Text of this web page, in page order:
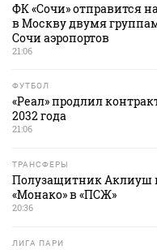
ФК «Сочи» отправится
в Москву двумя
Сочи аэропортов
21:06
ФУТБОЛ
«Реал» продлил
2032 года
21:06
ТРАНСФЕРЫ
Полузащитник Аклиуш
«Монако» в «ПСЖ»
20:36
ЛИГА ПАРИ